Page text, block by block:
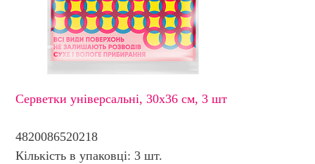
Серветки унiверсальні, 30х36 см, 3 шт
4820086520218
Кількість в упаковці: 3 шт.